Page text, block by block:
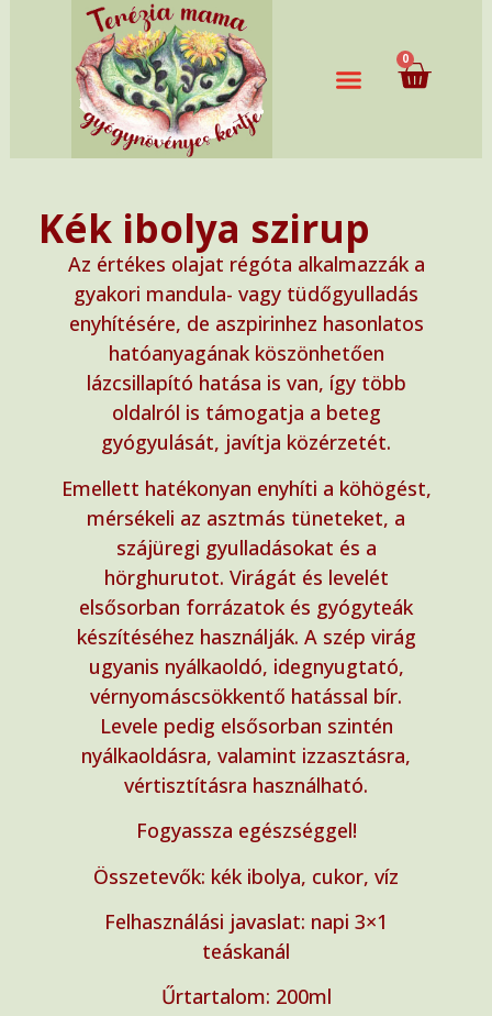
0
Kék ibolya szirup
Az értékes olajat régóta alkalmazzák a
gyakori mandula- vagy tüdőgyulladás
enyhítésére, de aszpirinhez hasonlatos
hatóanyagának köszönhetően
lázcsillapító hatása is van, így több
oldalról is támogatja a beteg
gyógyulását, javítja közérzetét.
Emellett hatékonyan enyhíti a köhögést,
mérsékeli az asztmás tüneteket, a
szájüregi gyulladásokat és a
hörghurutot. Virágát és levelét
elsősorban forrázatok és gyógyteák
készítéséhez használják. A szép virág
ugyanis nyálkaoldó, idegnyugtató,
vérnyomáscsökkentő hatással bír.
Levele pedig elsősorban szintén
nyálkaoldásra, valamint izzasztásra,
vértisztításra használható.
Fogyassza egészséggel!
Összetevők: kék ibolya, cukor, víz
Felhasználási javaslat: napi 3×1
teáskanál
Űrtartalom: 200ml